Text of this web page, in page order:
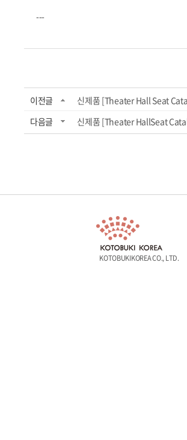
---
이전글
신제품 [Theater Hall Seat
다음글
신제품 [Theater HallSeat
KOTOBUKIKOREA CO., LTD.